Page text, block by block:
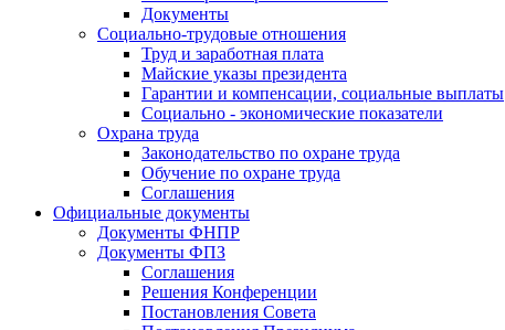
Документы
Социально-трудовые отношения
Труд и заработная плата
Майские указы президента
Гарантии и компенсации, социальные выплаты
Социально - экономические показатели
Охрана труда
Законодательство по охране труда
Обучение по охране труда
Соглашения
Официальные документы
Документы ФНПР
Документы ФПЗ
Соглашения
Решения Конференции
Постановления Совета